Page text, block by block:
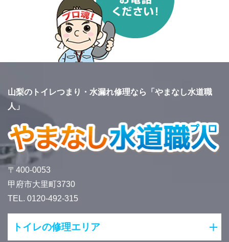
山梨のトイレつまり・水漏れ修理なら「やまなし水道職
人」
〒400-0053
甲府市大里町3730
TEL. 0120-492-315
トイレの修理エリア